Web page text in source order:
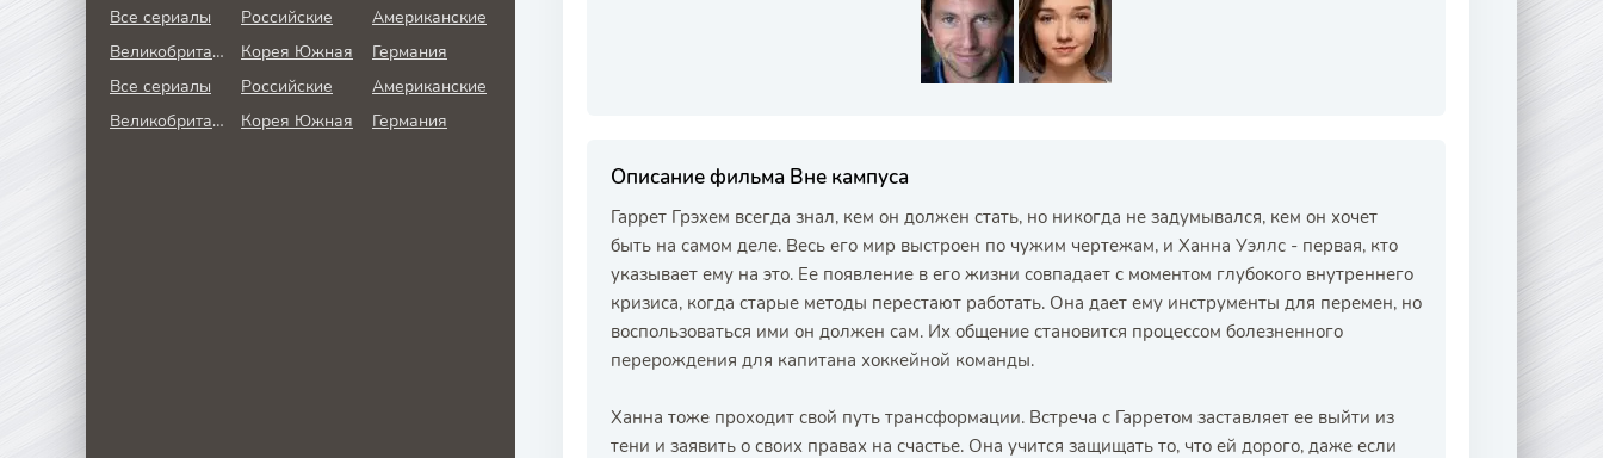
Описание фильма Вне кампуса
Гаррет Грэхем всегда знал, кем он должен стать, но никогда не задумывался, кем он хочет
быть на самом деле. Весь его мир выстроен по чужим чертежам, и Ханна Уэллс - первая, кто
указывает ему на это. Ее появление в его жизни совпадает с моментом глубокого внутреннего
кризиса, когда старые методы перестают работать. Она дает ему инструменты для перемен, но
воспользоваться ими он должен сам. Их общение становится процессом болезненного
перерождения для капитана хоккейной команды.
Ханна тоже проходит свой путь трансформации. Встреча с Гарретом заставляет ее выйти из
тени и заявить о своих правах на счастье. Она учится защищать то, что ей дорого, даже если
Все сериалы Российские
Американские
Великобритания
Корея Южная
Германия
Все сериалы
Российские
Американские
Великобритания
Корея Южная Германия